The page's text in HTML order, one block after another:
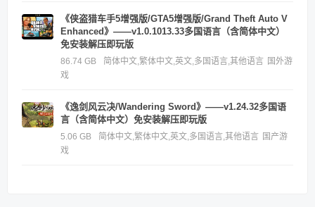
《侠盗猎车手5增强版/GTA5增强版/Grand Theft Auto V
Enhanced》——v1.0.1013.33多国语言（含简体中文）
免安装解压即玩版
86.74 GB 简体中文,繁体中文,英文,多国语言,其他语言 国外游
戏
《逸剑风云决/Wandering Sword》——v1.24.32多国语
言（含简体中文）免安装解压即玩版
5.06 GB 简体中文,繁体中文,英文,多国语言,其他语言 国产游
戏